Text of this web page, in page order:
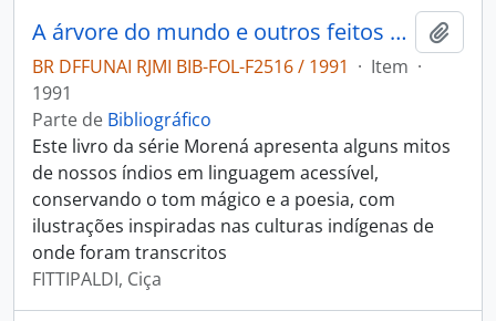
A árvore do mundo e outros feitos de Macunaíma: mito-herói dos índios Makuxi, Wapixana, Taulipang e Arekuná.
BR DFFUNAI RJMI BIB-FOL-F2516 / 1991 · Item ·
1991
Parte de Bibliográfico
Este livro da série Morená apresenta alguns mitos
de nossos índios em linguagem acessível,
conservando o tom mágico e a poesia, com
ilustrações inspiradas nas culturas indígenas de
onde foram transcritos
FITTIPALDI, Ciça